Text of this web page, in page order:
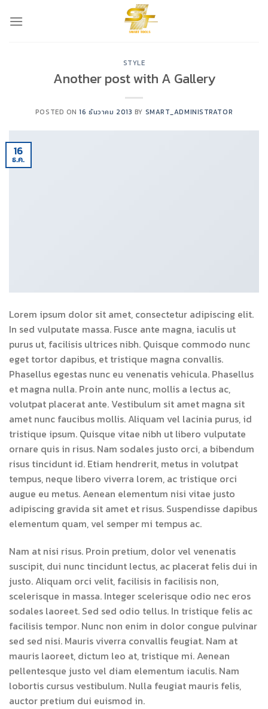
STYLE
Another post with A Gallery
POSTED ON16 ธันวาคม 2013 BY SMART_ADMINISTRATOR
16
ธ.ค.
Lorem ipsum dolor sit amet, consectetur adipiscing elit.
In sed vulputate massa. Fusce ante magna, iaculis ut
purus ut, facilisis ultrices nibh. Quisque commodo nunc
eget tortor dapibus, et tristique magna convallis.
Phasellus egestas nunc eu venenatis vehicula. Phasellus
et magna nulla. Proin ante nunc, mollis a lectus ac,
volutpat placerat ante. Vestibulum sit amet magna sit
amet nunc faucibus mollis. Aliquam vel lacinia purus, id
tristique ipsum. Quisque vitae nibh ut libero vulputate
ornare quis in risus. Nam sodales justo orci, a bibendum
risus tincidunt id. Etiam hendrerit, metus in volutpat
tempus, neque libero viverra lorem, ac tristique orci
augue eu metus. Aenean elementum nisi vitae justo
adipiscing gravida sit amet et risus. Suspendisse dapibus
elementum quam, vel semper mi tempus ac.
Nam at nisi risus. Proin pretium, dolor vel venenatis
suscipit, dui nunc tincidunt lectus, ac placerat felis dui in
justo. Aliquam orci velit, facilisis in facilisis non,
scelerisque in massa. Integer scelerisque odio nec eros
sodales laoreet. Sed sed odio tellus. In tristique felis ac
facilisis tempor. Nunc non enim in dolor congue pulvinar
sed sed nisi. Mauris viverra convallis feugiat. Nam at
mauris laoreet, dictum leo at, tristique mi. Aenean
pellentesque justo vel diam elementum iaculis. Nam
lobortis cursus vestibulum. Nulla feugiat mauris felis,
auctor pretium dui euismod in.